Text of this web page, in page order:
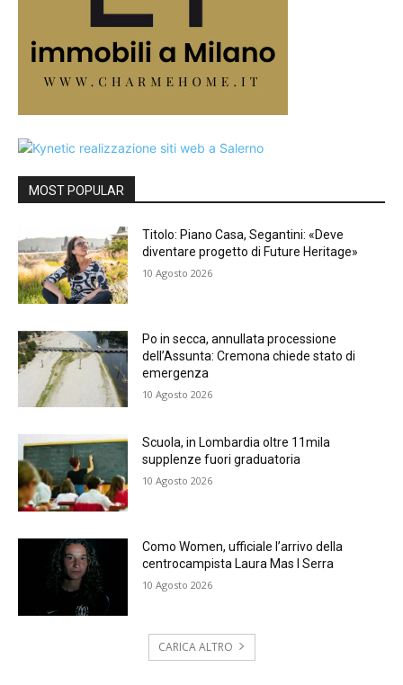
MOST POPULAR
Titolo: Piano Casa, Segantini: «Deve
diventare progetto di Future Heritage»
10 Agosto 2026
Po in secca, annullata processione
dell’Assunta: Cremona chiede stato di
emergenza
10 Agosto 2026
Scuola, in Lombardia oltre 11mila
supplenze fuori graduatoria
10 Agosto 2026
Como Women, ufficiale l’arrivo della
centrocampista Laura Mas I Serra
10 Agosto 2026
CARICA ALTRO